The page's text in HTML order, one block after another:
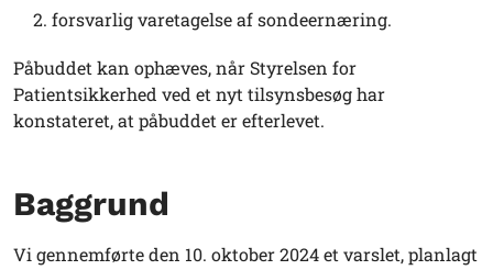
forsvarlig varetagelse af sondeernæring.
Påbuddet kan ophæves, når Styrelsen for
Patientsikkerhed ved et nyt tilsynsbesøg har
konstateret, at påbuddet er efterlevet.
Baggrund
Vi gennemførte den 10. oktober 2024 et varslet, planlagt